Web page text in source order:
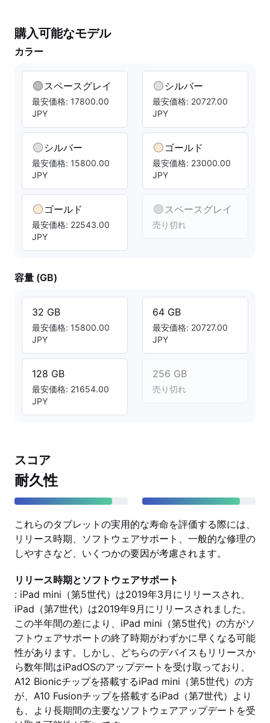
購入可能なモデル
カラー
スペースグレイ
最安価格: 17800.00
JPY
シルバー
最安価格: 15800.00
JPY
ゴールド
最安価格: 22543.00
JPY
シルバー
最安価格: 20727.00
JPY
ゴールド
最安価格: 23000.00
JPY
スペースグレイ
売り切れ
容量 (GB)
32 GB
最安価格: 15800.00
JPY
128 GB
最安価格: 21654.00
JPY
64 GB
最安価格: 20727.00
JPY
256 GB
売り切れ
スコア
耐久性
これらのタブレットの実用的な寿命を評価する際には、
リリース時期、ソフトウェアサポート、一般的な修理の
しやすさなど、いくつかの要因が考慮されます。
リリース時期とソフトウェアサポート
: iPad mini（第5世代）は2019年3月にリリースされ、
iPad（第7世代）は2019年9月にリリースされました。
この半年間の差により、iPad mini（第5世代）の方がソ
フトウェアサポートの終了時期がわずかに早くなる可能
性があります。しかし、どちらのデバイスもリリースか
ら数年間はiPadOSのアップデートを受け取っており、
A12 Bionicチップを搭載するiPad mini（第5世代）の方
が、A10 Fusionチップを搭載するiPad（第7世代）より
も、より長期間の主要なソフトウェアアップデートを受